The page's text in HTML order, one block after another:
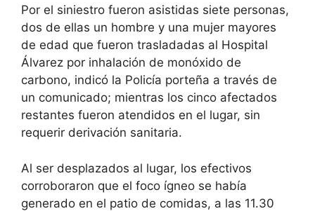
Por el siniestro fueron asistidas siete personas,
dos de ellas un hombre y una mujer mayores
de edad que fueron trasladadas al Hospital
Álvarez por inhalación de monóxido de
carbono, indicó la Policía porteña a través de
un comunicado; mientras los cinco afectados
restantes fueron atendidos en el lugar, sin
requerir derivación sanitaria.
Al ser desplazados al lugar, los efectivos
corroboraron que el foco ígneo se había
generado en el patio de comidas, a las 11.30